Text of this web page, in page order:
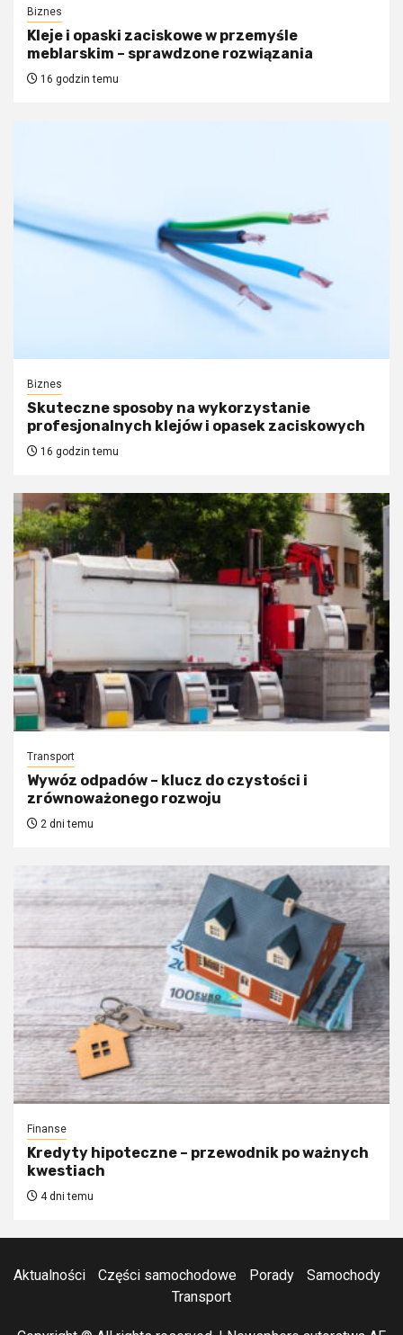
Biznes
Kleje i opaski zaciskowe w przemyśle
meblarskim – sprawdzone rozwiązania
16 godzin temu
Biznes
Skuteczne sposoby na wykorzystanie
profesjonalnych klejów i opasek zaciskowych
16 godzin temu
Transport
Wywóz odpadów – klucz do czystości i
zrównoważonego rozwoju
2 dni temu
Finanse
Kredyty hipoteczne – przewodnik po ważnych
kwestiach
4 dni temu
Aktualności Części samochodowe Porady
Samochody
Transport